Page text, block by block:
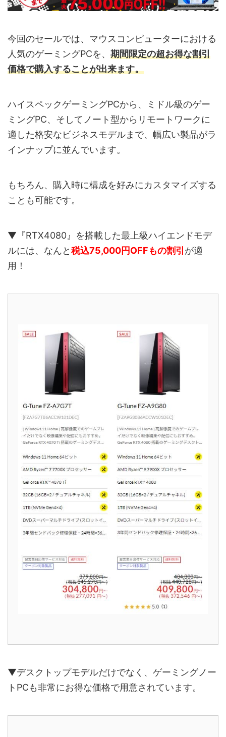
今回のセールでは、マウスコンピューターにおける
人気のゲーミングPCを、 期間限定の超お得な割引
価格で購入することが出来ます。
ハイスペックゲーミングPCから、ミドル級のゲー
ミングPC、そしてノート型からリモートワークに
適した格安なビジネスモデルまで、幅広い製品がラ
インナップに並んでいます。
もちろん、購入時に構成を好みにカスタマイズする
ことも可能です。
▼『RTX4080』を搭載した最上級ハイエンドモデ
ルには、なんと税込75,000円OFFもの割引 が適
用！
▼デスクトップモデルだけでなく、ゲーミングノー
トPCも非常にお得な価格で用意されています。